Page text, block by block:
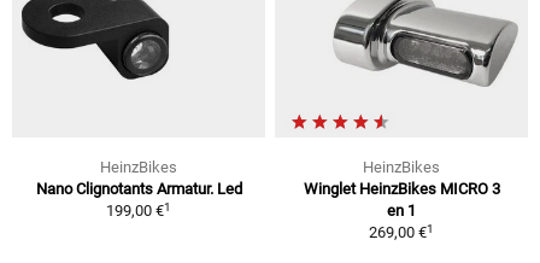
HeinzBikes
Nano Clignotants Armatur. Led
199,00 €1
HeinzBikes
Winglet HeinzBikes MICRO 3
en 1
269,00 €1